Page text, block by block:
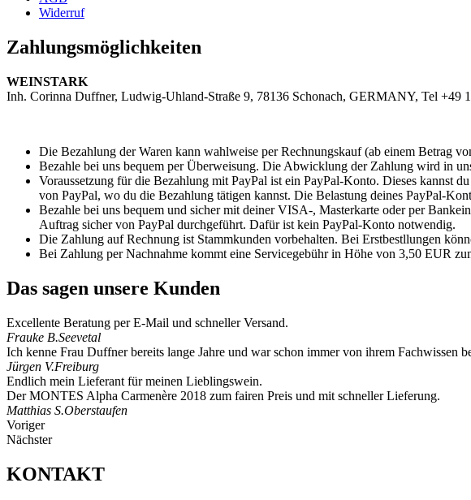
Widerruf
Zahlungsmöglichkeiten
WEINSTARK
Inh. Corinna Duffner, Ludwig-Uhland-Straße 9, 78136 Schonach, GERMANY, Tel +49
Die Bezahlung der Waren kann wahlweise per Rechnungskauf (ab einem Betrag
Bezahle bei uns bequem per Überweisung. Die Abwicklung der Zahlung wird in
Voraussetzung für die Bezahlung mit PayPal ist ein PayPal-Konto. Dieses kannst
von PayPal, wo du die Bezahlung tätigen kannst. Die Belastung deines PayPal-
Bezahle bei uns bequem und sicher mit deiner VISA-, Masterkarte oder per
Auftrag sicher von PayPal durchgeführt. Dafür ist kein PayPal-Konto notwendig.
Die Zahlung auf Rechnung ist Stammkunden vorbehalten. Bei Erstbestllungen
Bei Zahlung per Nachnahme kommt eine Servicegebühr in Höhe von 3,50 EUR
Das sagen unsere Kunden
Excellente Beratung per E-Mail und schneller Versand.
Frauke B.Seevetal
Ich kenne Frau Duffner bereits lange Jahre und war schon immer von ihrem Fachwissen
Jürgen V.Freiburg
Endlich mein Lieferant für meinen Lieblingswein.
Der MONTES Alpha Carmenère 2018 zum fairen Preis und mit schneller Lieferung.
Matthias S.Oberstaufen
Voriger
Nächster
KONTAKT